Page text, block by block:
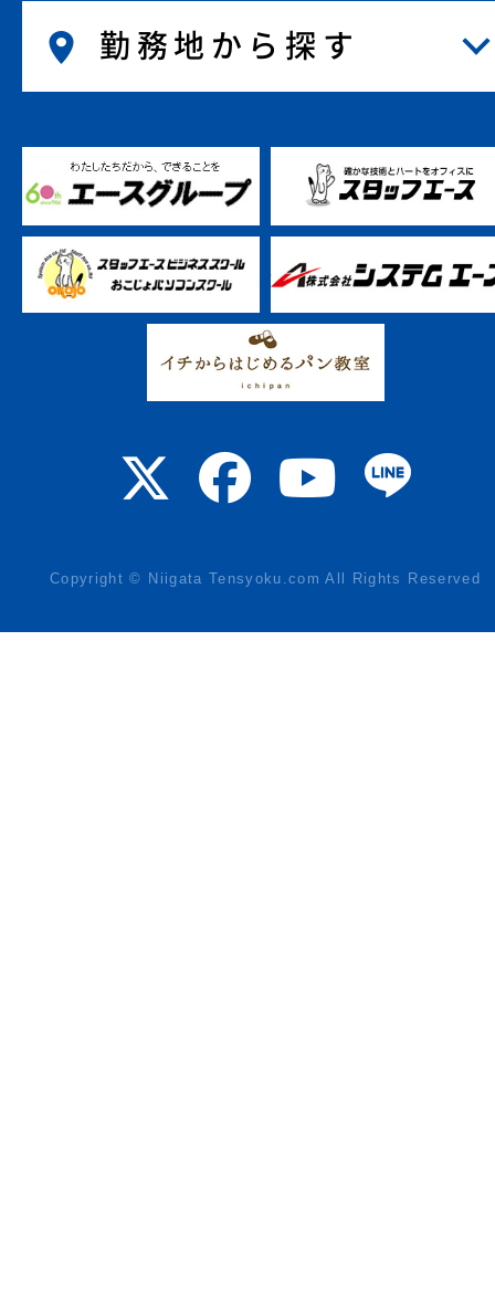
勤務地から探す
Copyright © Niigata Tensyoku.com All Rights Reserved